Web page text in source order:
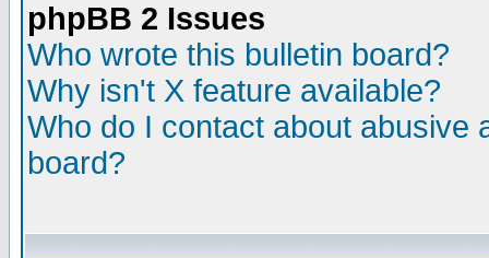
phpBB 2 Issues
Who wrote this bulletin board?
Why isn't X feature available?
Who do I contact about abusive
board?